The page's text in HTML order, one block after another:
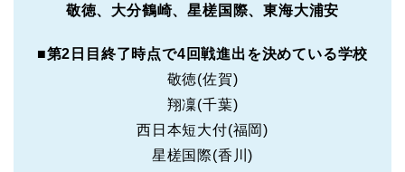
敬徳、大分鶴崎、星槎国際、東海大浦安
■第2日目終了時点で4回戦進出を決めている学校
敬徳(佐賀)
翔凜(千葉)
西日本短大付(福岡)
星槎国際(香川)